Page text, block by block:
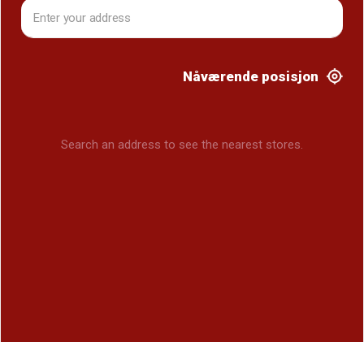
Nåværende posisjon
Search an address to see the nearest stores.